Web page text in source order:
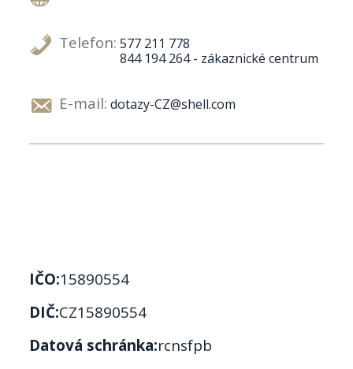
Telefon: 577 211 778
844 194 264 - zákaznické centrum
E-mail: dotazy-CZ@shell.com
IČO:15890554
DIČ:CZ15890554
Datová schránka:rcnsfpb